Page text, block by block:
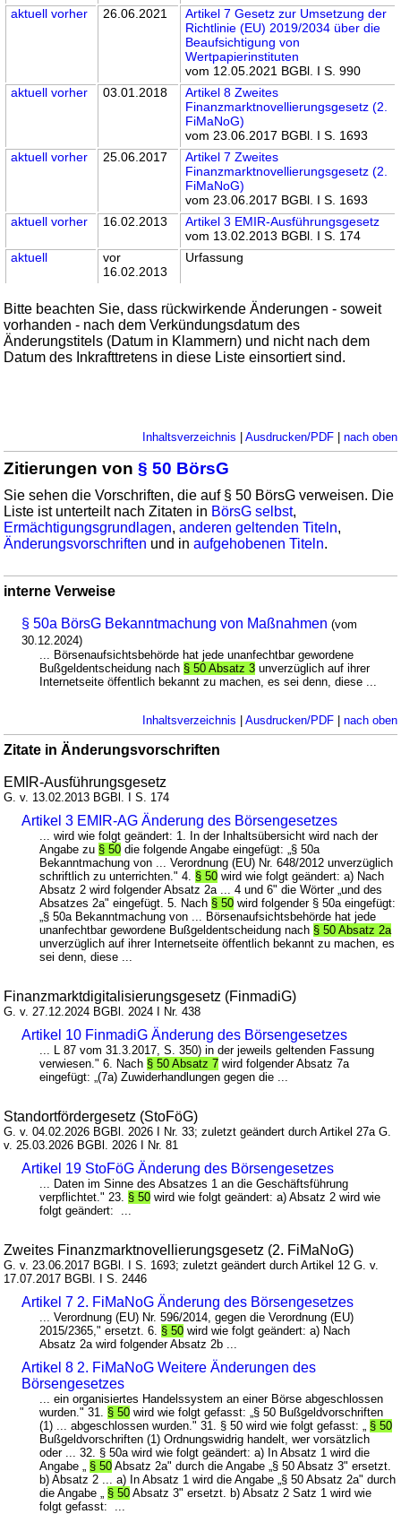
aktuell vorher 26.06.2021
Artikel 7 Gesetz zur Umsetzung der
Richtlinie (EU) 2019/2034 über die
Beaufsichtigung von
Wertpapierinstituten
vom 12.05.2021 BGBl. I S. 990
aktuell vorher 03.01.2018
Artikel 8 Zweites
Finanzmarktnovellierungsgesetz (2.
FiMaNoG)
vom 23.06.2017 BGBl. I S. 1693
aktuell vorher 25.06.2017
Artikel 7 Zweites
Finanzmarktnovellierungsgesetz (2.
FiMaNoG)
vom 23.06.2017 BGBl. I S. 1693
aktuell vorher 16.02.2013
Artikel 3 EMIR-Ausführungsgesetz
vom 13.02.2013 BGBl. I S. 174
aktuell
vor
16.02.2013
Urfassung
Bitte beachten Sie, dass rückwirkende Änderungen - soweit
vorhanden - nach dem Verkündungsdatum des
Änderungstitels (Datum in Klammern) und nicht nach dem
Datum des Inkrafttretens in diese Liste einsortiert sind.
Inhaltsverzeichnis | Ausdrucken/PDF| nach oben
Zitierungen von§ 50 BörsG
Sie sehen die Vorschriften, die auf § 50 BörsG verweisen. Die
Liste ist unterteilt nach Zitaten in BörsG selbst,
Ermächtigungsgrundlagen,anderen geltenden Titeln,
Änderungsvorschriften und inaufgehobenen Titeln.
interne Verweise
§ 50a BörsG Bekanntmachung von Maßnahmen (vom
30.12.2024)
... Börsenaufsichtsbehörde hat jede unanfechtbar gewordene
Bußgeldentscheidung nach § 50 Absatz 3 unverzüglich auf ihrer
Internetseite öffentlich bekannt zu machen, es sei denn, diese ...
Inhaltsverzeichnis | Ausdrucken/PDF| nach oben
Zitate in Änderungsvorschriften
EMIR-Ausführungsgesetz
G. v. 13.02.2013 BGBl. I S. 174
Artikel 3 EMIR-AG Änderung des Börsengesetzes
... wird wie folgt geändert: 1. In der Inhaltsübersicht wird nach der
Angabe zu § 50 die folgende Angabe eingefügt: „§ 50a
Bekanntmachung von ... Verordnung (EU) Nr. 648/2012 unverzüglich
schriftlich zu unterrichten." 4. § 50 wird wie folgt geändert: a) Nach
Absatz 2 wird folgender Absatz 2a ... 4 und 6" die Wörter „und des
Absatzes 2a" eingefügt. 5. Nach § 50 wird folgender § 50a eingefügt:
„§ 50a Bekanntmachung von ... Börsenaufsichtsbehörde hat jede
unanfechtbar gewordene Bußgeldentscheidung nach § 50 Absatz 2a
unverzüglich auf ihrer Internetseite öffentlich bekannt zu machen, es
sei denn, diese ...
Finanzmarktdigitalisierungsgesetz (FinmadiG)
G. v. 27.12.2024 BGBl. 2024 I Nr. 438
Artikel 10 FinmadiG Änderung des Börsengesetzes
... L 87 vom 31.3.2017, S. 350) in der jeweils geltenden Fassung
verwiesen." 6. Nach § 50 Absatz 7 wird folgender Absatz 7a
eingefügt: „(7a) Zuwiderhandlungen gegen die ...
Standortfördergesetz (StoFöG)
G. v. 04.02.2026 BGBl. 2026 I Nr. 33; zuletzt geändert durch Artikel 27a G.
v. 25.03.2026 BGBl. 2026 I Nr. 81
Artikel 19 StoFöG Änderung des Börsengesetzes
... Daten im Sinne des Absatzes 1 an die Geschäftsführung
verpflichtet." 23. § 50 wird wie folgt geändert: a) Absatz 2 wird wie
folgt geändert: ...
Zweites Finanzmarktnovellierungsgesetz (2. FiMaNoG)
G. v. 23.06.2017 BGBl. I S. 1693; zuletzt geändert durch Artikel 12 G. v.
17.07.2017 BGBl. I S. 2446
Artikel 7 2. FiMaNoG Änderung des Börsengesetzes
... Verordnung (EU) Nr. 596/2014, gegen die Verordnung (EU)
2015/2365," ersetzt. 6. § 50 wird wie folgt geändert: a) Nach
Absatz 2a wird folgender Absatz 2b ...
Artikel 8 2. FiMaNoG Weitere Änderungen des
Börsengesetzes
... ein organisiertes Handelssystem an einer Börse abgeschlossen
wurden." 31. § 50 wird wie folgt gefasst: „§ 50 Bußgeldvorschriften
(1) ... abgeschlossen wurden." 31. § 50 wird wie folgt gefasst: „ § 50
Bußgeldvorschriften (1) Ordnungswidrig handelt, wer vorsätzlich
oder ... 32. § 50a wird wie folgt geändert: a) In Absatz 1 wird die
Angabe „ § 50 Absatz 2a" durch die Angabe „§ 50 Absatz 3" ersetzt.
b) Absatz 2 ... a) In Absatz 1 wird die Angabe „§ 50 Absatz 2a" durch
die Angabe „ § 50 Absatz 3" ersetzt. b) Absatz 2 Satz 1 wird wie
folgt gefasst: ...